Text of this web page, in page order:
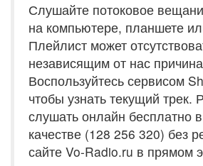
Слушайте потоковое
на компьютере, планшете
Плейлист может
независящим от нас
Воспользуйтесь сервисом
чтобы узнать текущий
слушать онлайн бесплатно
качестве (128 256 320) без
сайте Vo-Radio.ru в прямом